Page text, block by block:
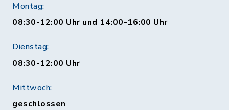
Montag:
08:30-12:00 Uhr und 14:00-16:00 Uhr
Dienstag:
08:30-12:00 Uhr
Mittwoch:
geschlossen